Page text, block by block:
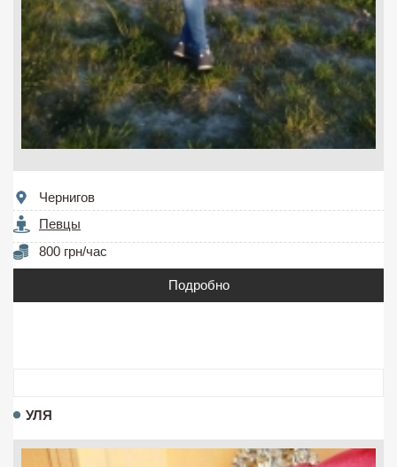
Чернигов
Певцы
800 грн/час
Подробно
УЛЯ